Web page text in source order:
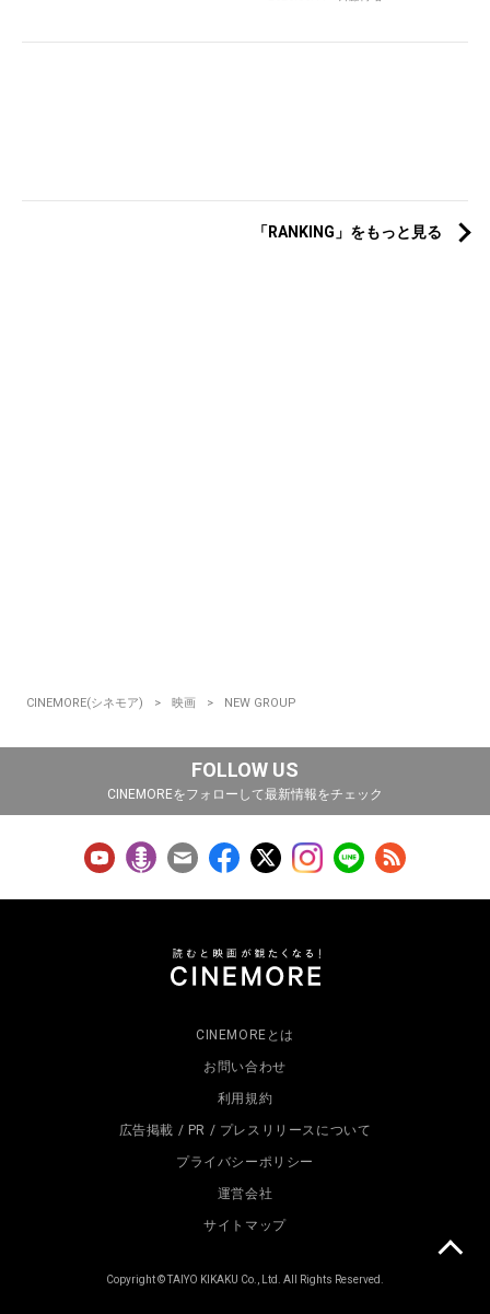
「RANKING」をもっと見る
CINEMORE(シネモア) 映画 NEW GROUP
FOLLOW US
CINEMOREをフォローして最新情報をチェック
CINEMOREとは
お問い合わせ
利用規約
広告掲載 / PR / プレスリリースについて
プライバシーポリシー
運営会社
サイトマップ
Copyright © TAIYO KIKAKU Co., Ltd. All Rights Reserved.